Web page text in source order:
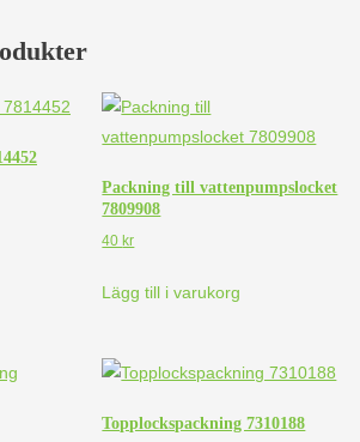
Packning till vattenpumpslocket
7809908
40kr
Lägg till i varukorg
Topplockspackning 7310188